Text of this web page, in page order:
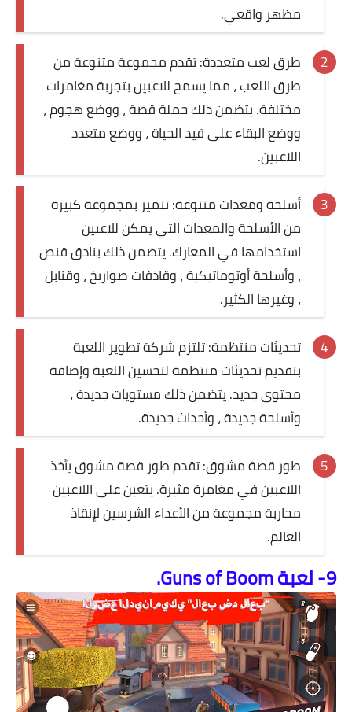
مظهر واقعي.
طرق لعب متعددة: تقدم مجموعة متنوعة من
طرق اللعب ، مما يسمح للاعبين بتجربة مغامرات
مختلفة. يتضمن ذلك حملة قصة ، ووضع هجوم ،
ووضع البقاء على قيد الحياة ، ووضع متعدد
اللاعبين.
أسلحة ومعدات متنوعة: تتميز بمجموعة كبيرة
من الأسلحة والمعدات التي يمكن للاعبين
استخدامها في المعارك. يتضمن ذلك بنادق قنص
، وأسلحة أوتوماتيكية ، وقاذفات صواريخ ، وقنابل
، وغيرها الكثير.
تحديثات منتظمة: تلتزم شركة تطوير اللعبة
بتقديم تحديثات منتظمة لتحسين اللعبة وإضافة
محتوى جديد. يتضمن ذلك مستويات جديدة ،
وأسلحة جديدة ، وأحداث جديدة.
طور قصة مشوق: تقدم طور قصة مشوق يأخذ
اللاعبين في مغامرة مثيرة. يتعين على اللاعبين
محاربة مجموعة من الأعداء الشرسين لإنقاذ
العالم.
9- لعبة Guns of Boom.